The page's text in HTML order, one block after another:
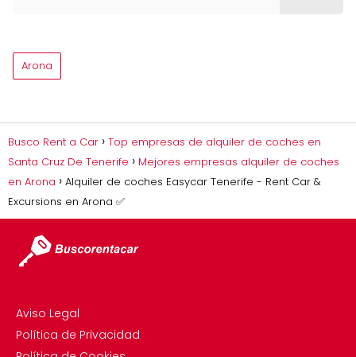
Arona
Busco Rent a Car
Top empresas de alquiler de coches en
Santa Cruz De Tenerife
Mejores empresas alquiler de coches
en Arona
Alquiler de coches Easycar Tenerife - Rent Car &
Excursions en Arona ✅
Aviso Legal
Política de Privacidad